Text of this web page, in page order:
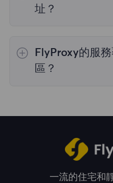
理，購買時您可以選
址？
有用。您可以在管理
國家的IP地址。
FlyProxy的服
區？
一流的住宅和